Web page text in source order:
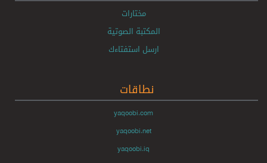
مختارات
المكتبة الصوتية
ارسل استفتاءك
نطاقات
yaqoobi.com
yaqoobi.net
yaqoobi.iq